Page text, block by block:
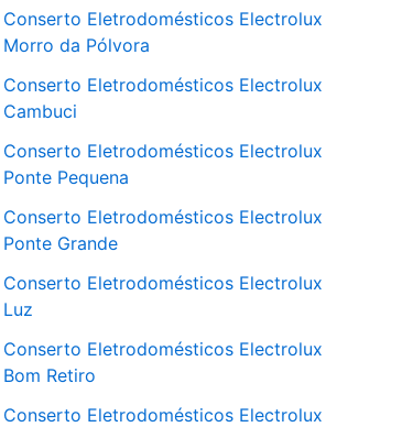
Conserto Eletrodomésticos Electrolux
Morro da Pólvora
Conserto Eletrodomésticos Electrolux
Cambuci
Conserto Eletrodomésticos Electrolux
Ponte Pequena
Conserto Eletrodomésticos Electrolux
Ponte Grande
Conserto Eletrodomésticos Electrolux
Luz
Conserto Eletrodomésticos Electrolux
Bom Retiro
Conserto Eletrodomésticos Electrolux